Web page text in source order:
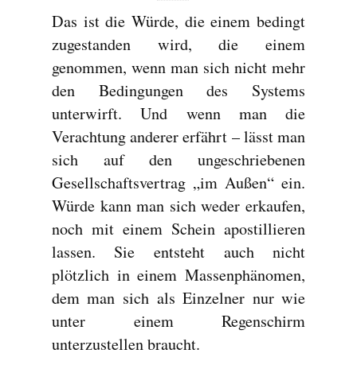
Das ist die Würde, die einem bedingt
zugestanden wird, die einem
genommen, wenn man sich nicht mehr
den Bedingungen des Systems
unterwirft. Und wenn man die
Verachtung anderer erfährt – lässt man
sich auf den ungeschriebenen
Gesellschaftsvertrag „im Außen“ ein.
Würde kann man sich weder erkaufen,
noch mit einem Schein apostillieren
lassen. Sie entsteht auch nicht
plötzlich in einem Massenphänomen,
dem man sich als Einzelner nur wie
unter einem Regenschirm
unterzustellen braucht.